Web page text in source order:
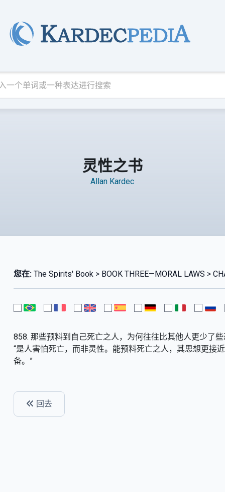
灵性之书
Allan Kardec
您在:The Spirits' Book > BOOK THREE—MORAL LAWS >
858. 那些预料到自己死亡之人，为何往往比其他人更少了
“是人害怕死亡，而非灵性。能预料死亡之人，其思想更接
备。”
回去